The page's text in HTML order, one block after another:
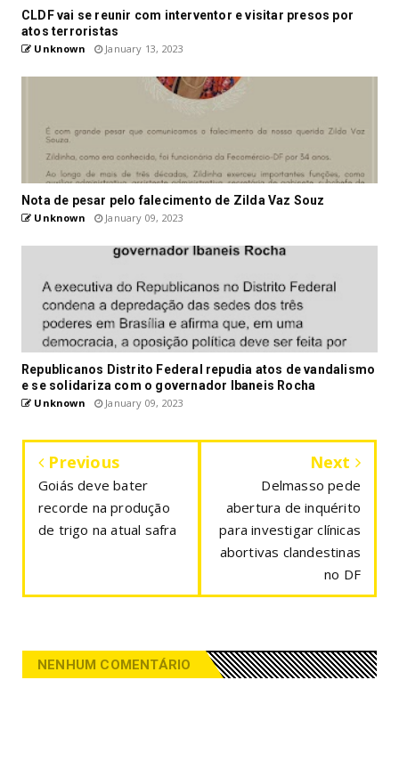
CLDF vai se reunir com interventor e visitar presos por
atos terroristas
Unknown January 13, 2023
Nota de pesar pelo falecimento de Zilda Vaz Souz
Unknown January 09, 2023
Republicanos Distrito Federal repudia atos de vandalismo
e se solidariza com o governador Ibaneis Rocha
Unknown January 09, 2023
Previous
Goiás deve bater
recorde na produção
de trigo na atual safra
Next
Delmasso pede
abertura de inquérito
para investigar clínicas
abortivas clandestinas
no DF
NENHUM COMENTÁRIO